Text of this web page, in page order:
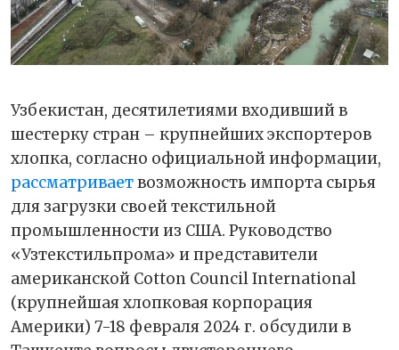
Узбекистан, десятилетиями входивший в
шестерку стран – крупнейших экспортеров
хлопка, согласно официальной информации,
рассматриваетвозможность импорта сырья
для загрузки своей текстильной
промышленности из США. Руководство
«Узтекстильпрома» и представители
американской Cotton Council International
(крупнейшая хлопковая корпорация
Америки) 7-18 февраля 2024 г. обсудили в